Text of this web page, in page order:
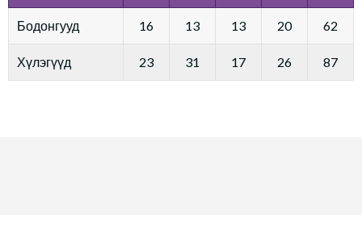
Бодонгууд 16 13 13 20 62
Хүлэгүүд 23 31 17 26 87